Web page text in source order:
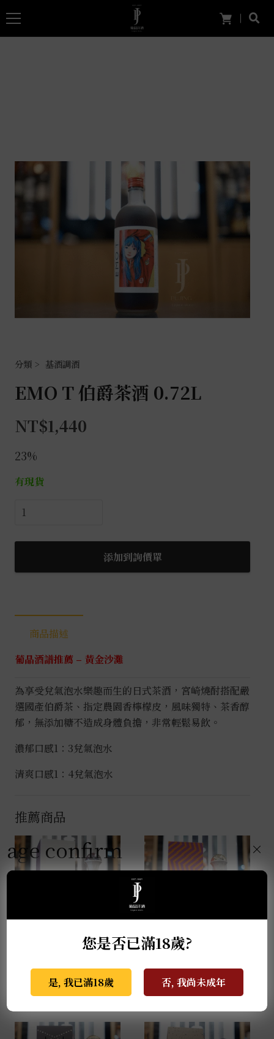
基酒調酒
EMO T 伯爵茶酒 0.72L
NT$1,440
23%
有現貨
EMO
伯
茶
數
添加到詢價單
商品描述
葡晶酒譜推薦 – 黃金沙灘
為享受兌氣泡水樂趣而生的日式茶酒，宮崎燒酎搭配嚴
選國產伯爵茶、指定農園香檸檬皮，風味獨特、茶香醇
郁，無添加糖不造成身體負擔，非常輕鬆易飲。
濃郁口感1：3兌氣泡水
清爽口感1：4兌氣泡水
推薦商品
限量版 Colores 1L
138,000
界盃限量版 1L
NT$81,000
age confirm
您是否已滿18歲?
是, 我已滿18歲 否, 我尚未成年
×